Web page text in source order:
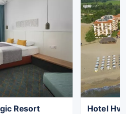
Resort Hotel